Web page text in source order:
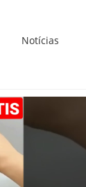
Notícias